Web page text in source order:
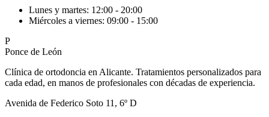
Lunes y martes: 12:00 - 20:00
Miércoles a viernes: 09:00 - 15:00
P
Ponce de León
Clínica de ortodoncia en Alicante. Tratamientos personalizados para
cada edad, en manos de profesionales con décadas de experiencia.
Avenida de Federico Soto 11, 6º D